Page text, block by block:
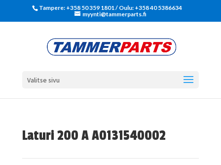
Tampere: +358 50 359 1801‬ / Oulu: +358 40 5386634
myynti@tammerparts.fi
Valitse sivu
Laturi 200 A A0131540002